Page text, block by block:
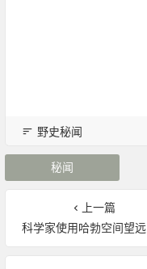
野史秘闻
秘闻
上一篇
科学家使用哈勃空间望远镜观测到类星体的“幽灵”图像|宇宙